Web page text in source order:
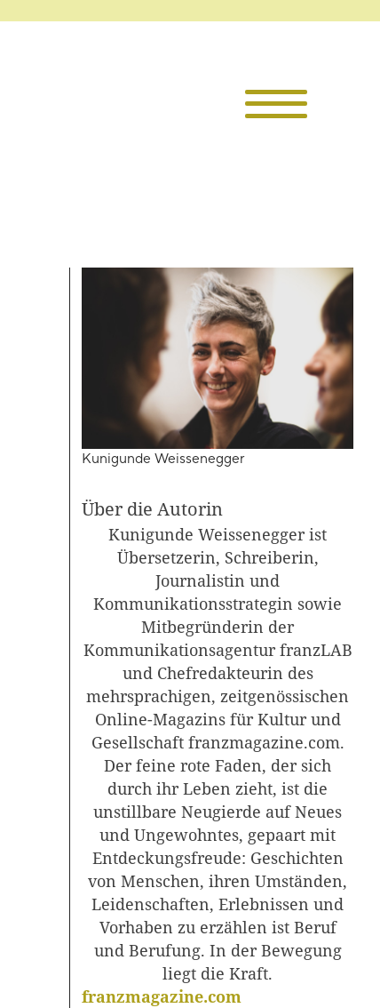
Kunigunde Weissenegger
Über die Autorin
Kunigunde Weissenegger ist
Übersetzerin, Schreiberin,
Journalistin und
Kommunikationsstrategin sowie
Mitbegründerin der
Kommunikationsagentur franzLAB
und Chefredakteurin des
mehrsprachigen, zeitgenössischen
Online-Magazins für Kultur und
Gesellschaft franzmagazine.com.
Der feine rote Faden, der sich
durch ihr Leben zieht, ist die
unstillbare Neugierde auf Neues
und Ungewohntes, gepaart mit
Entdeckungsfreude: Geschichten
von Menschen, ihren Umständen,
Leidenschaften, Erlebnissen und
Vorhaben zu erzählen ist Beruf
und Berufung. In der Bewegung
liegt die Kraft.
franzmagazine.com
Die TKI
Projekte
Infothek
Kontakt
Bibliothek
Presse
Newsletter
Glossar
Downloads
Suche